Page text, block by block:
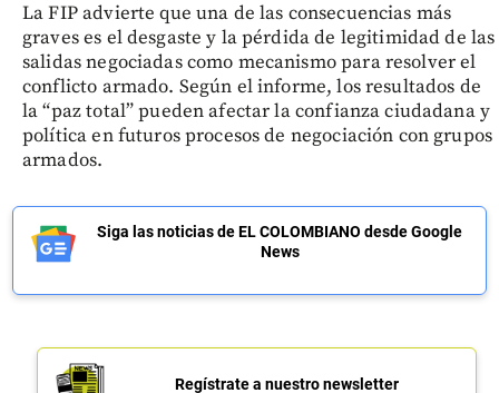
La FIP advierte que una de las consecuencias más
graves es el desgaste y la pérdida de legitimidad de las
salidas negociadas como mecanismo para resolver el
conflicto armado. Según el informe, los resultados de
la “paz total” pueden afectar la confianza ciudadana y
política en futuros procesos de negociación con grupos
armados.
Siga las noticias de EL COLOMBIANO desde Google
News
Regístrate a nuestro newsletter